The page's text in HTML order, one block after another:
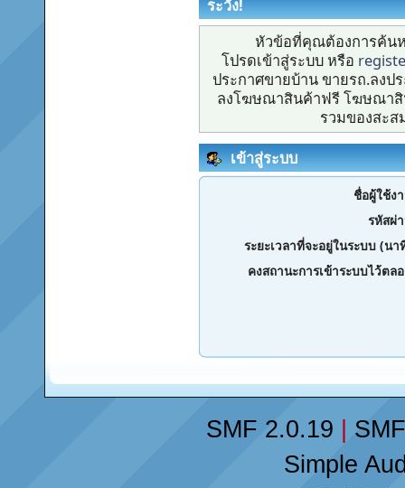
ระวัง!
หัวข้อที่คุณต้องการค้น
โปรดเข้าสู่ระบบ หรือ
ประกาศขายบ้าน ขายรถ.ลง
ลงโฆษณาสินค้าฟรี โฆษณา
รวมของสะส
เข้าสู่ระบบ
ชื่อผู้ใช้ง
รหัสผ่
ระยะเวลาที่จะอยู่ในระบบ (นา
คงสถานะการเข้าระบบไว้ตล
SMF 2.0.19
Simple